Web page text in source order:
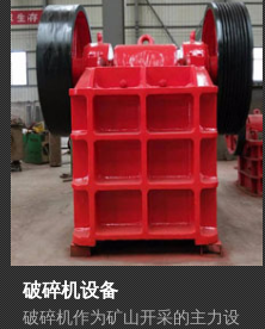
破碎机设备
破碎机作为矿山开采的主力设